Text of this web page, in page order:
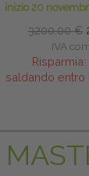
inizio 20
3200,00 €
IVA
Risparmia:
saldando